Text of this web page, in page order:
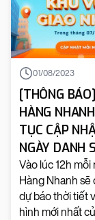
01/08/2023
[THÔNG
HÀNG
TỤC CẬP
NGÀY DANH
KHU VỰC
TRONG
07/2023
Vào lúc 12h mỗi
Hàng Nhanh sẽ
dự báo thời tiết
hình mới nhất